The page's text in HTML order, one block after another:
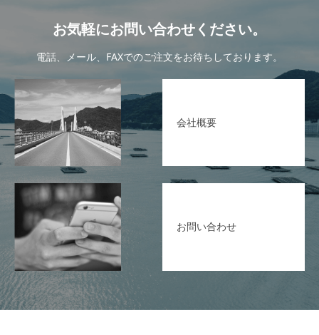
お気軽にお問い合わせください。
電話、メール、FAXでのご注文をお待ちしております。
会社概要
お問い合わせ